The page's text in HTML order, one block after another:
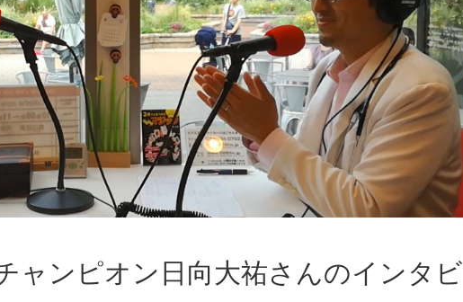
ャンピオン日向大祐さんのインタビ